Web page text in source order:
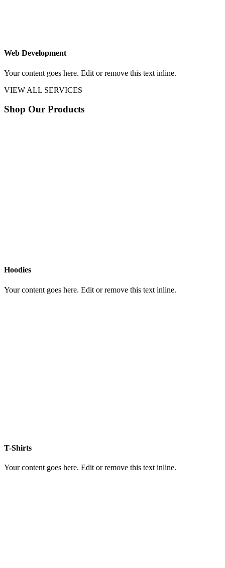
Web Development
Your content goes here. Edit or remove this text inline.
VIEW ALL SERVICES
Shop Our Products
Hoodies
Your content goes here. Edit or remove this text inline.
T-Shirts
Your content goes here. Edit or remove this text inline.